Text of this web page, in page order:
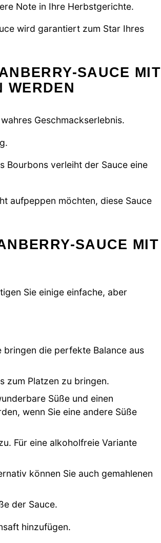
Note in Ihre Herbstgerichte.
wird garantiert zum Star Ihres
SAUCE MIT
WERDEN
Geschmackserlebnis.
Bourbons verleiht der Sauce eine
aufpeppen möchten, diese Sauce
SAUCE MIT
Sie einige einfache, aber
bringen die perfekte Balance aus
zum Platzen zu bringen.
Süße und einen
wenn Sie eine andere Süße
Für eine alkoholfreie Variante
können Sie auch gemahlenen
der Sauce.
hinzufügen.